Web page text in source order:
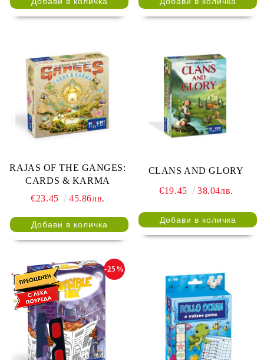
RAJAS OF THE GANGES:
CARDS & KARMA
€23.45
45.86лв.
CLANS AND GLORY
€19.45 38.04лв.
-25%